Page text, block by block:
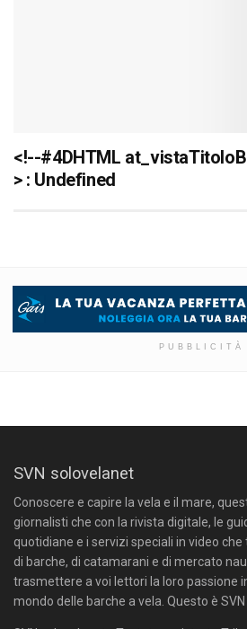
<!--#4DHTML
> : Undefined
PUBBLICITÀ
SVN solovelanet
Conoscere e capire la vela e il mare,
giornalisti che con la rivista digitale, le
quotidiane e i servizi speciali in video
di barche, di catamarani e di mercato
trasmettere a voi lettori la loro passione
mondo delle barche a vela. Questo è